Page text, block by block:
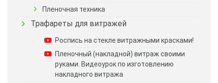
Пленочная техника
Трафареты для витражей
Роспись на стекле витражными красками!
Пленочный (накладной) витраж своими
руками. Видеоурок по изготовлению
накладного витража